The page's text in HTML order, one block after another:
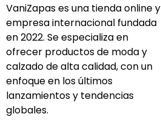
VaniZapas es una tienda online y
empresa internacional fundada
en 2022. Se especializa en
ofrecer productos de moda y
calzado de alta calidad, con un
enfoque en los últimos
lanzamientos y tendencias
globales.